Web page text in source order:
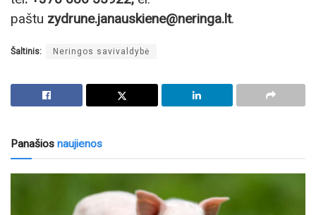
paštu zydrune.janauskiene@neringa.lt.
Šaltinis: Neringos savivaldybė
Panašios naujienos